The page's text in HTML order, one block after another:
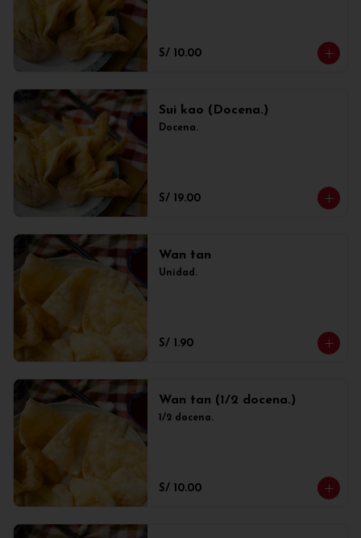
S/ 10.00
Sui kao (Docena.)
Docena.
S/ 19.00
Wan tan
Unidad.
S/ 1.90
Wan tan (1/2 docena.)
1/2 docena.
S/ 10.00